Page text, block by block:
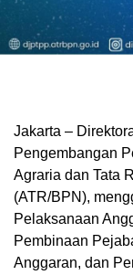
Jakarta –
Pengembangan
Agraria dan Tata
(ATR/BPN),
Pelaksanaan
Pembinaan
Anggaran, dan